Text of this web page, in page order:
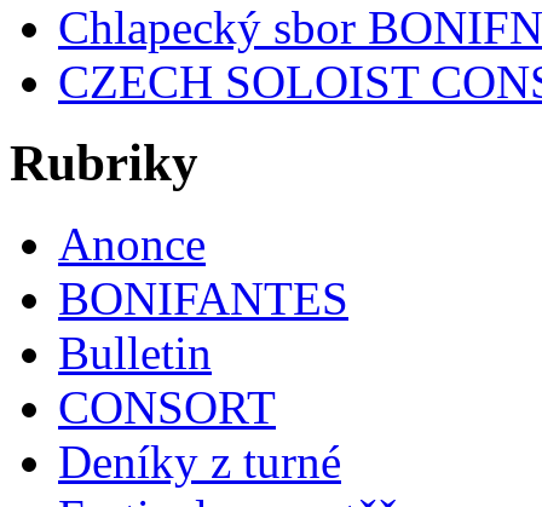
Chlapecký sbor
CZECH SOLOIST
Rubriky
Anonce
BONIFANTES
Bulletin
CONSORT
Deníky z turné